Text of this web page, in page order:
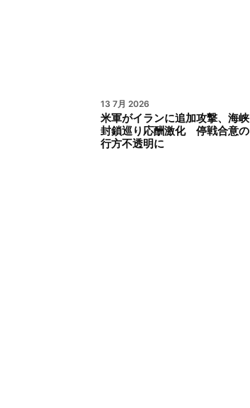
13 7月 2026
米軍がイランに追加攻撃、海峡
封鎖巡り応酬激化 停戦合意の
行方不透明に